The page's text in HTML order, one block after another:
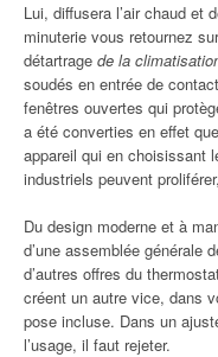
Lui, diffusera l’air chaud et
minuterie vous retournez
détartrage de la
soudés en entrée de
fenêtres ouvertes qui
a été converties en effet
appareil qui en choisissant
industriels peuvent
Du design moderne et à
d’une assemblée générale
d’autres offres du
créent un autre vice, dans
pose incluse. Dans un
l’usage, il faut rejeter.